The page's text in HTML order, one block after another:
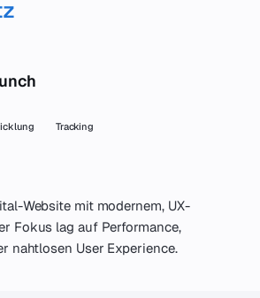
Tracking
Website mit modernem, UX-
Fokus lag auf Performance,
nahtlosen User Experience.